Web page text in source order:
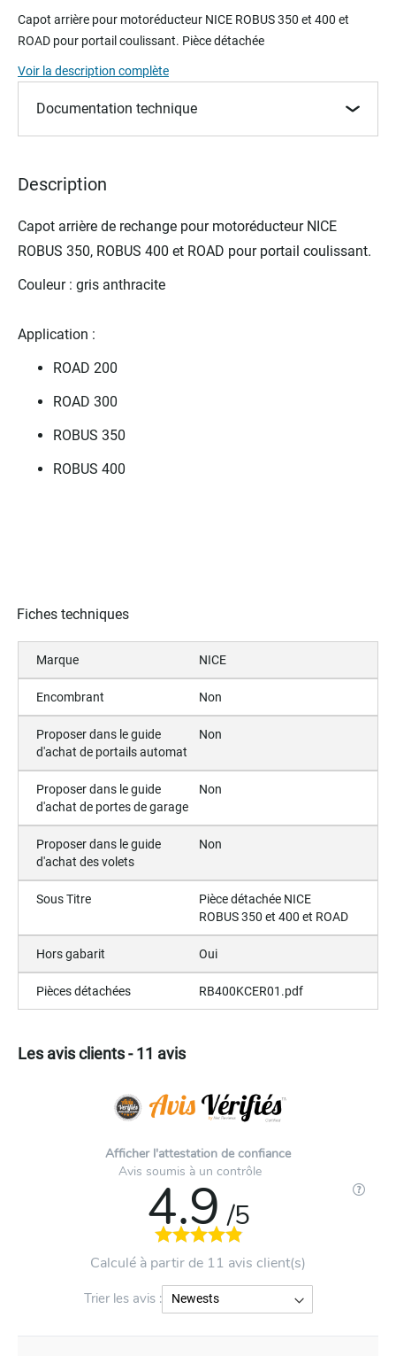
to
the
beginning
of
the
images
Capot arrière pour motoréducteur NICE ROBUS 350 et 400 et
ROAD pour portail coulissant. Pièce détachée
Voir la description complète
Documentation technique
Description
Capot arrière de rechange pour motoréducteur NICE
ROBUS 350, ROBUS 400 et ROAD pour portail coulissant.
Couleur : gris anthracite
Application :
ROAD 200
ROAD 300
ROBUS 350
ROBUS 400
Fiches techniques
Marque NICE
Encombrant Non
Proposer dans le guide
d'achat de portails automat
Non
Proposer dans le guide
d'achat de portes de garage
Non
Proposer dans le guide
d'achat des volets
Non
Sous Titre
Pièce détachée NICE
ROBUS 350 et 400 et ROAD
Hors gabarit Oui
Pièces détachées RB400KCER01.pdf
Les avis clients - 11 avis
Afficher l'attestation de confiance
Avis soumis à un contrôle
4.9 /5
Calculé à partir de 11 avis client(s)
Trier les avis :